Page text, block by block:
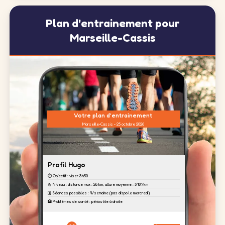
Plan d'entrainement pour
Marseille-Cassis
Votre plan d'entrainement
Marseille-Cassis - 25 octobre 2026
Profil Hugo
⏱️ Objectif : viser 3h50
💪 Niveau : distance max : 26 km, allure moyenne : 5'18''/km
🗓️ Séances possibles : 4/semaine (pas dispo le mercredi)
🏥 Problèmes de santé : périostite à droite